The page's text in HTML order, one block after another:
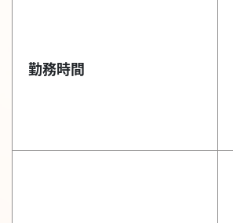
勤務時間